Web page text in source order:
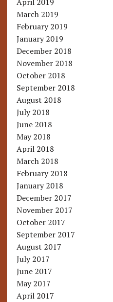
March 2019
February 2019
January 2019
December 2018
November 2018
October 2018
September 2018
August 2018
July 2018
June 2018
May 2018
April 2018
March 2018
February 2018
January 2018
December 2017
November 2017
October 2017
September 2017
August 2017
July 2017
June 2017
May 2017
April 2017